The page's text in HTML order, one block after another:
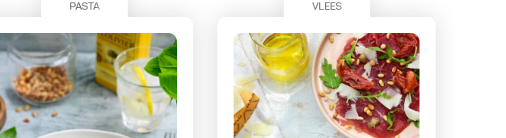
PASTA VLEES